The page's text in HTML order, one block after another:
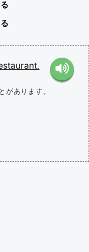
があります。